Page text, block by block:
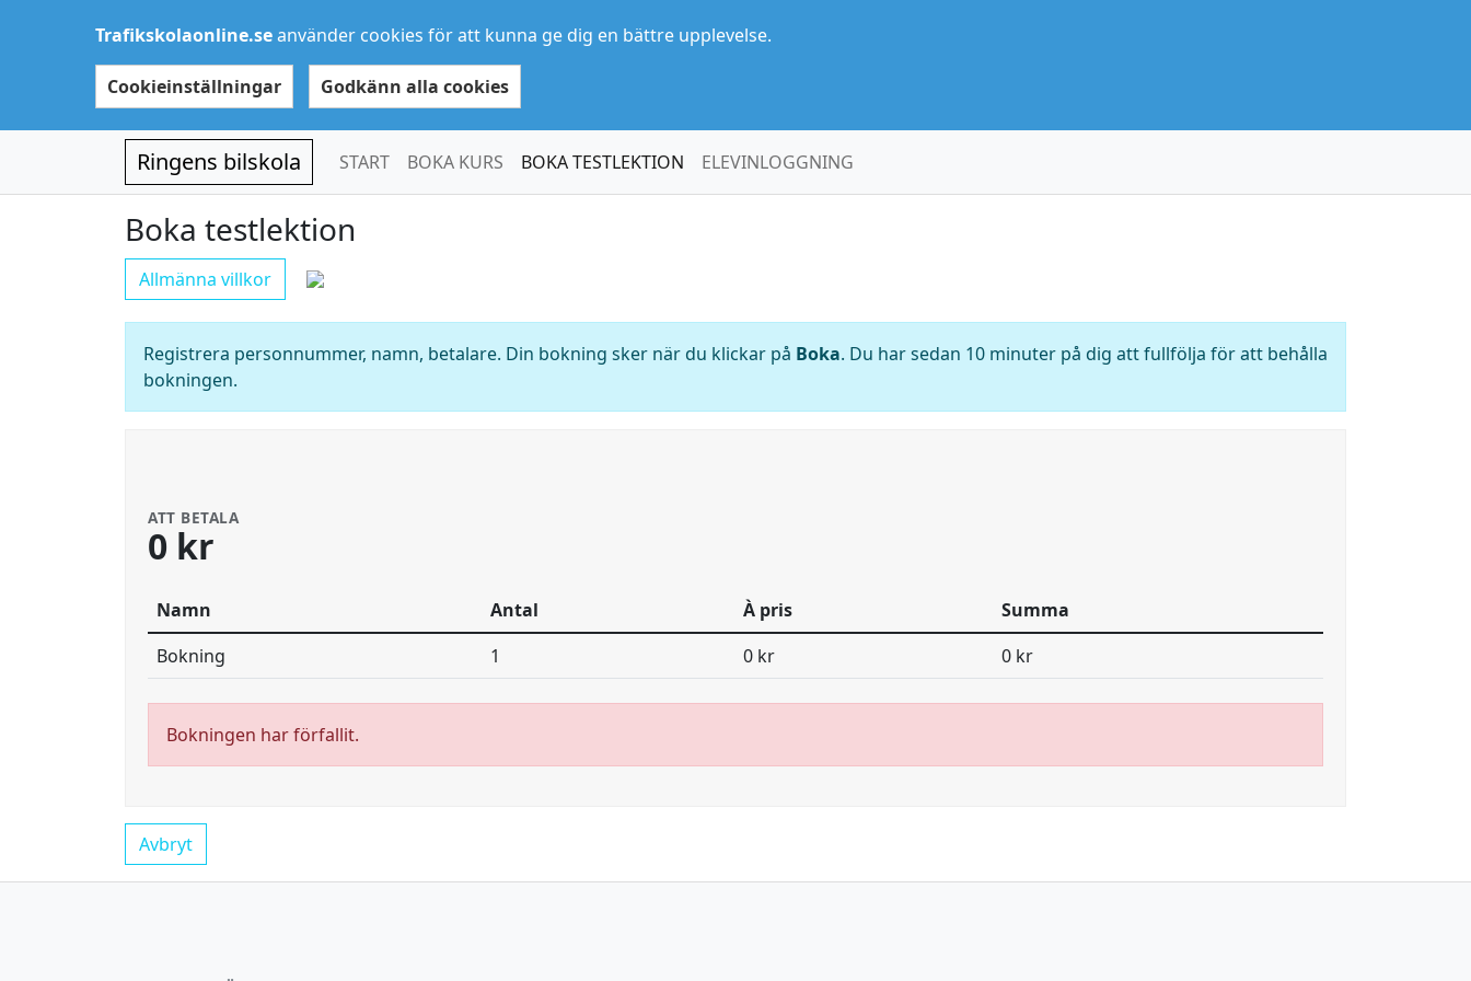
Trafikskolaonline.seanvänder cookies för att kunna ge dig en bättre upplevelse.
Cookieinställningar Godkänn alla cookies
Ringens bilskola START BOKA KURS BOKA TESTLEKTION ELEVINLOGGNING
Boka testlektion
Allmänna villkor
Registrera personnummer, namn, betalare. Din bokning sker när du klickar på Boka. Du har sedan 10 minuter på dig att fullfölja för att behålla
bokningen.
ATT BETALA
0 kr
Namn Antal À pris
Summa
Bokning
1 0 kr 0 kr
Bokningen har förfallit.
Avbryt